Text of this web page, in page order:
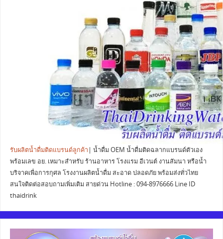
รับผลิตน้ำดื่มติดแบรนด์ลูกค้า | น้ำดื่ม OEM น้ำดื่มติดฉลากแบรนด์ตัวเอง
พร้อมเลข อย. เหมาะสำหรับ ร้านอาหาร โรงแรม อีเวนต์ งานสัมนา หรือน้ำ
บริจาคเพื่อการกุศล โรงงานผลิตน้ำดื่ม สะอาด ปลอดภัย พร้อมส่งทั่วไทย
สนใจติดต่อสอบถามเพิ่มเติม สายด่วน Hotline : 094-8976666 Line ID
thaidrink